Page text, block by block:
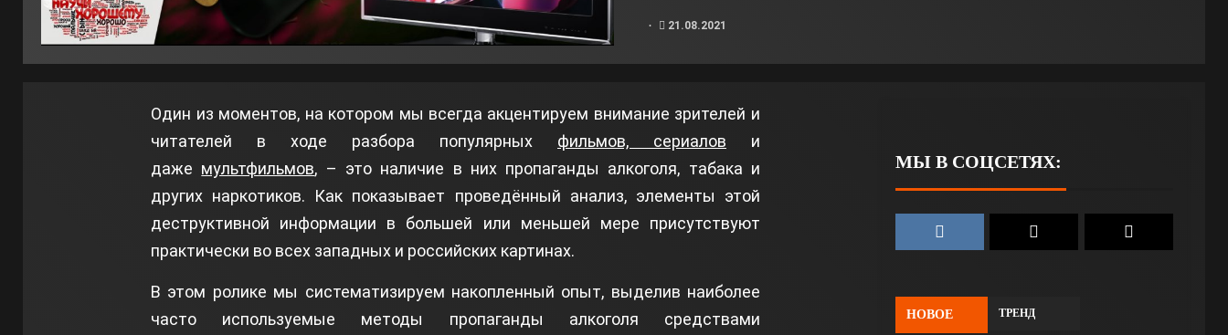
21.08.2021
Один из моментов, на котором мы всегда акцентируем внимание зрителей и
читателей в ходе разбора популярных фильмов, сериалов и
даже мультфильмов, – это наличие в них пропаганды алкоголя, табака и
других наркотиков. Как показывает проведённый анализ, элементы этой
деструктивной информации в большей или меньшей мере присутствуют
практически во всех западных и российских картинах.
В этом ролике мы систематизируем накопленный опыт, выделив наиболее
часто используемые методы пропаганды алкоголя средствами
МЫ В СОЦСЕТЯХ:
НОВОЕ ТРЕНД